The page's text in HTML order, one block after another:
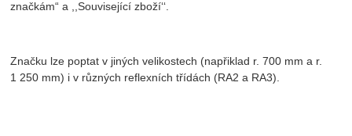
značkám“ a ,,Související zboží‘‘.
Značku lze poptat v jiných velikostech (napřiklad r. 700 mm a r.
1 250 mm) i v různých reflexních třídách (RA2 a RA3).